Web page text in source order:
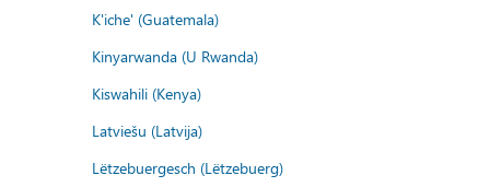
K'iche' (Guatemala)
Kinyarwanda (U Rwanda)
Kiswahili (Kenya)
Latviešu (Latvija)
Lëtzebuergesch (Lëtzebuerg)